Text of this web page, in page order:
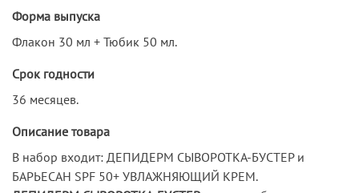
Форма выпуска
Флакон 30 мл + Тюбик 50 мл.
Срок годности
36 месяцев.
Описание товара
В набор входит: ДЕПИДЕРМ СЫВОРОТКА-БУСТЕР и
БАРЬЕСАН SPF 50+ УВЛАЖНЯЮЩИЙ КРЕМ.